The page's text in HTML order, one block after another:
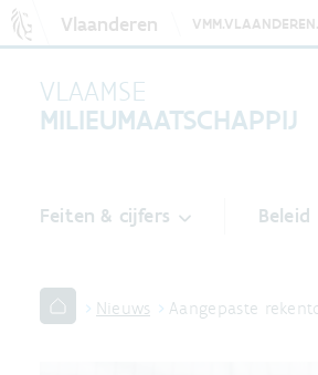
Vlaanderen
VLAAMSE
MILIEUMAATSCHAPPIJ
Feiten & cijfers Beleid
Nieuws Aangepaste